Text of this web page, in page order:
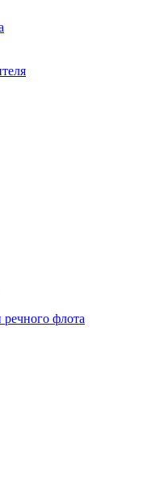
флота